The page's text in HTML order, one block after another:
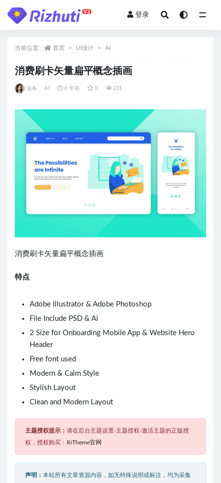
登录
当前位置： 首页 UI设计 AI
消费刷卡矢量扁平概念插画
油条 AI 6 年前 0 231
消费刷卡矢量扁平概念插画
特点
Adobe Illustrator & Adobe Photoshop
File Include PSD & Ai
2 Size for Onboarding Mobile App & Website Hero
Header
Free font used
Modern & Calm Style
Stylish Layout
Clean and Modern Layout
主题授权提示： 请在后台主题设置-主题授权-激活主题的正版授
权，授权购买： RiTheme官网
声明： 本站所有文章资源内容，如无特殊说明或标注，均为采集